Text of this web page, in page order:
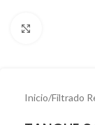
Inicio/Filtrado